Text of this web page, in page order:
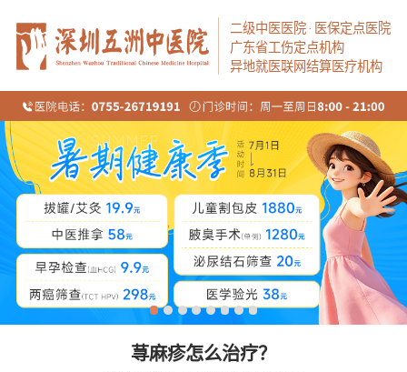
二级中医医院 · 医保定点医院
广东省工伤定点机构
异地就医联网结算医疗机构
荨麻疹怎么治疗？